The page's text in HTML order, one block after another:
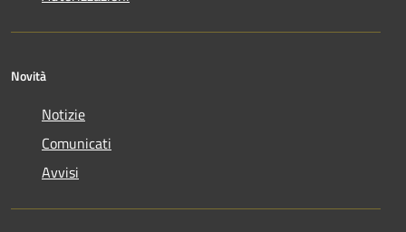
Novità
Notizie
Comunicati
Avvisi